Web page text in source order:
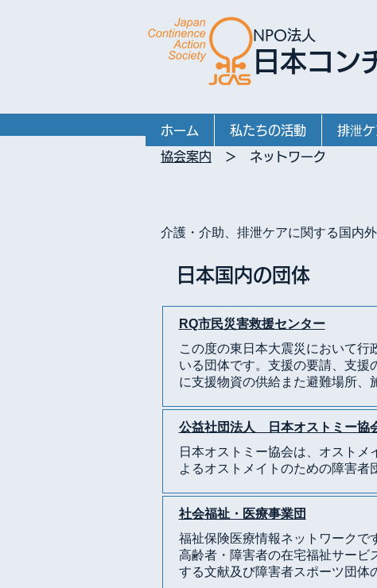
NPO法人
日本コン
ホーム 私たちの活動 排泄
協会案内 ＞ ネットワーク
介護・介助、排泄ケアに関する国内
日本国内の団体
RQ市民災害救援センター
この度の東日本大震災において
いる団体です。支援の要請、支援
に支援物資の供給また避難場所、
公益社団法人 日本オストミー協
日本オストミー協会は、オスト
よるオストメイトのための障害者
社会福祉・医療事業団
福祉保険医療情報ネットワークで
高齢者・障害者の在宅福祉サービ
する文献及び障害者スポーツ団体